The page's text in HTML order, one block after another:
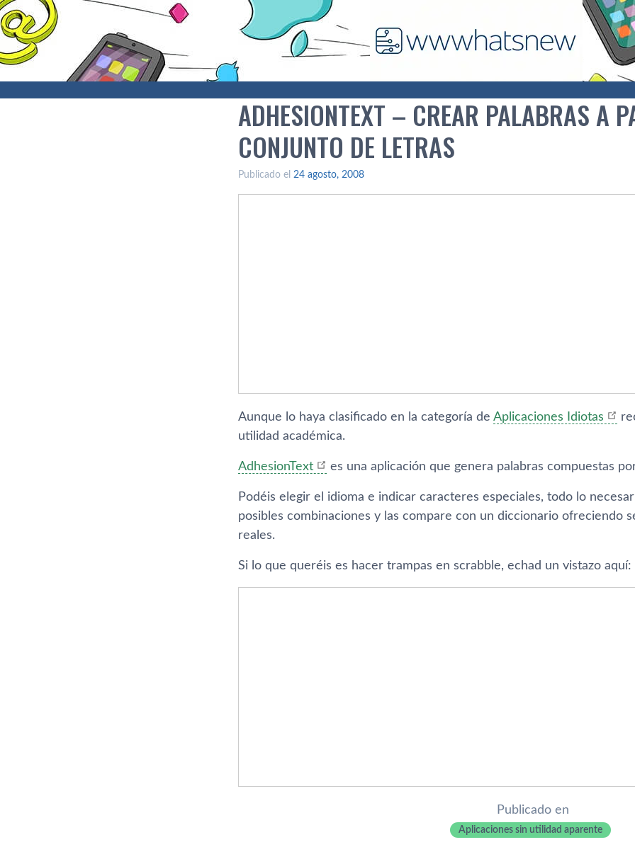
ADHESIONTEXT – CREAR PALABRAS A
CONJUNTO DE LETRAS
Publicado el 24 agosto, 2008
Aunque lo haya clasificado en la categorí­a de Aplicaciones Idiotas
utilidad académica.
AdhesionText es una aplicación que genera palabras compuestas
Podéis elegir el idioma e indicar caracteres especiales, todo lo
posibles combinaciones y las compare con un diccionario ofreciendo
reales.
Si lo que queréis es hacer trampas en scrabble, echad un vistazo aquí­:
Publicado en
Aplicaciones sin utilidad aparente